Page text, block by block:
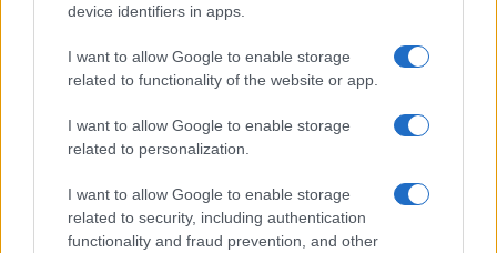
device identifiers in apps.
I want to allow Google to enable storage
related to functionality of the website or app.
I want to allow Google to enable storage
related to personalization.
I want to allow Google to enable storage
related to security, including authentication
functionality and fraud prevention, and other
kožni melanom
zaščita pred soncem
kožne bolezni